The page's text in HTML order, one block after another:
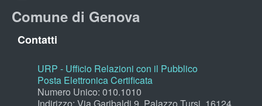
Comune di Genova
Contatti
URP - Ufficio Relazioni con il Pubblico
Posta Elettronica Certificata
Numero Unico: 010.1010